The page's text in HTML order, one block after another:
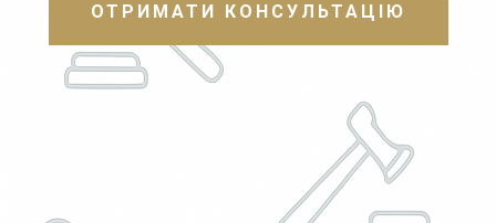
ОТРИМАТИ КОНСУЛЬТАЦІЮ